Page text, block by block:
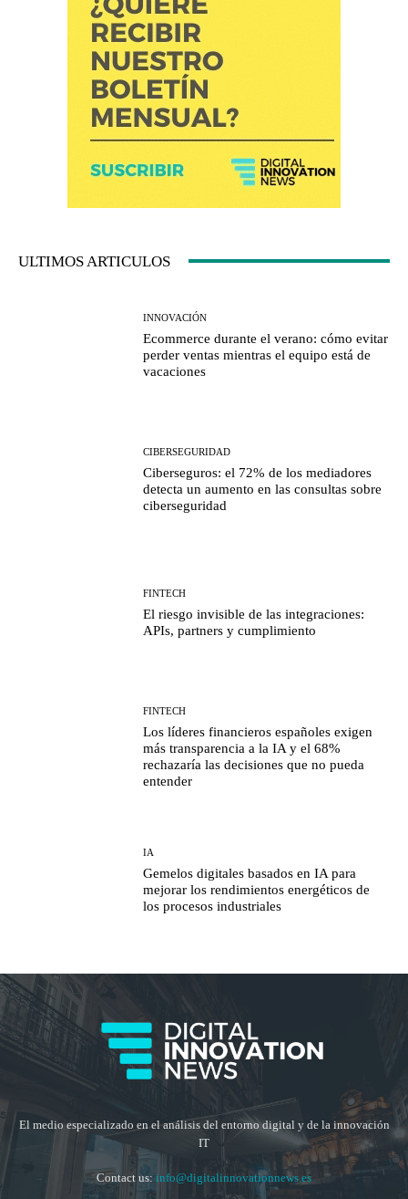
ULTIMOS ARTICULOS
INNOVACIÓN
Ecommerce durante el verano: cómo evitar
perder ventas mientras el equipo está de
vacaciones
CIBERSEGURIDAD
Ciberseguros: el 72% de los mediadores
detecta un aumento en las consultas sobre
ciberseguridad
FINTECH
El riesgo invisible de las integraciones:
APIs, partners y cumplimiento
FINTECH
Los líderes financieros españoles exigen
más transparencia a la IA y el 68%
rechazaría las decisiones que no pueda
entender
IA
Gemelos digitales basados en IA para
mejorar los rendimientos energéticos de
los procesos industriales
El medio especializado en el análisis del entorno digital y de la innovación
IT
Contact us: info@digitalinnovationnews.es